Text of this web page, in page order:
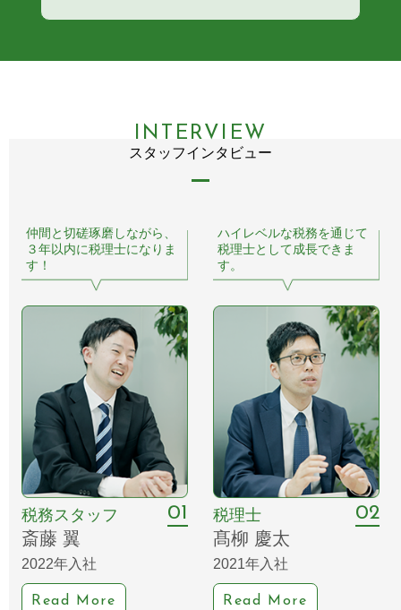
INTERVIEW
スタッフインタビュー
仲間と切磋琢磨しながら、
３年以内に税理士になりま
す！
税務スタッフ 01
斎藤 翼
2022年入社
Read More
ハイレベルな税務を通じて
税理士として成長できま
す。
税理士 02
髙柳 慶太
2021年入社
Read More